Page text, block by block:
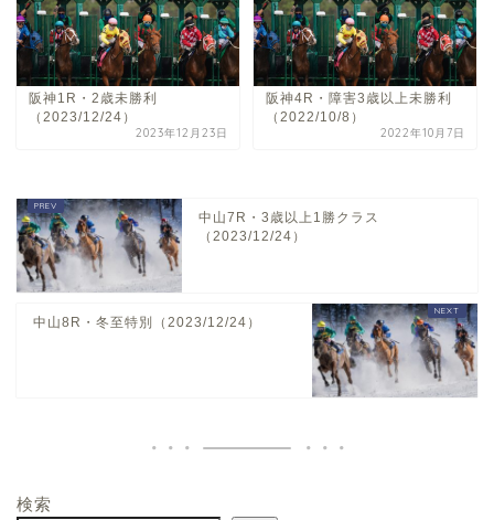
阪神1R・2歳未勝利
（2023/12/24）
2023年12月23日
阪神4R・障害3歳以上未勝利
（2022/10/8）
2022年10月7日
中山7R・3歳以上1勝クラス
（2023/12/24）
中山8R・冬至特別（2023/12/24）
検索